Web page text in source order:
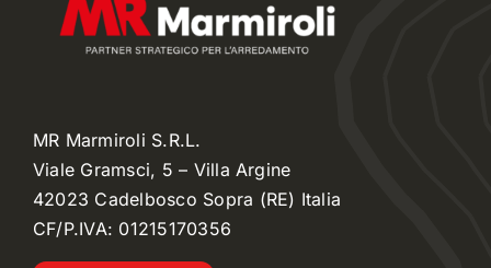
MR Marmiroli S.R.L.
Viale Gramsci, 5 – Villa Argine
42023 Cadelbosco Sopra (RE) Italia
CF/P.IVA: 01215170356